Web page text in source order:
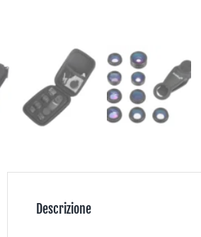
Descrizione